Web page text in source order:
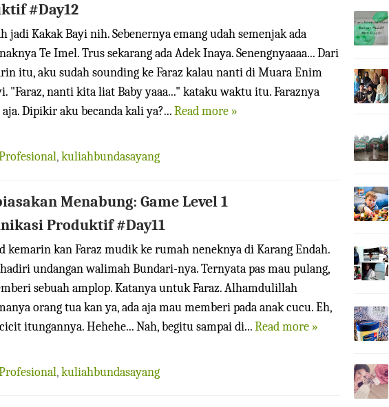
#Day12
jadi Kakak Bayi nih. Sebenernya emang udah semenjak ada
Te Imel. Trus sekarang ada Adek Inaya. Senengnyaaaa... Dari
itu, aku sudah sounding ke Faraz kalau nanti di Muara Enim
"Faraz, nanti kita liat Baby yaaa..." kataku waktu itu. Faraznya
Dipikir aku becanda kali ya?...Read more »
,kuliahbundasayang
Menabung: Game Level 1
Produktif #Day11
kemarin kan Faraz mudik ke rumah neneknya di Karang Endah.
undangan walimah Bundari-nya. Ternyata pas mau pulang,
sebuah amplop. Katanya untuk Faraz. Alhamdulillah
orang tua kan ya, ada aja mau memberi pada anak cucu. Eh,
itungannya. Hehehe... Nah, begitu sampai di...Read more »
,kuliahbundasayang